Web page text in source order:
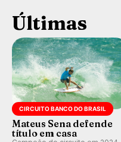
Últimas
CIRCUITO BANCO DO BRASIL
Mateus Sena defende
título em casa